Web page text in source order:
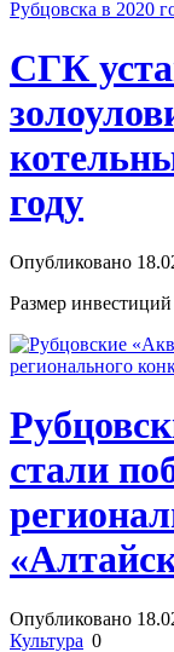
СГК
году
Опубликовано
Размер
стали
Опубликовано
Культура 0